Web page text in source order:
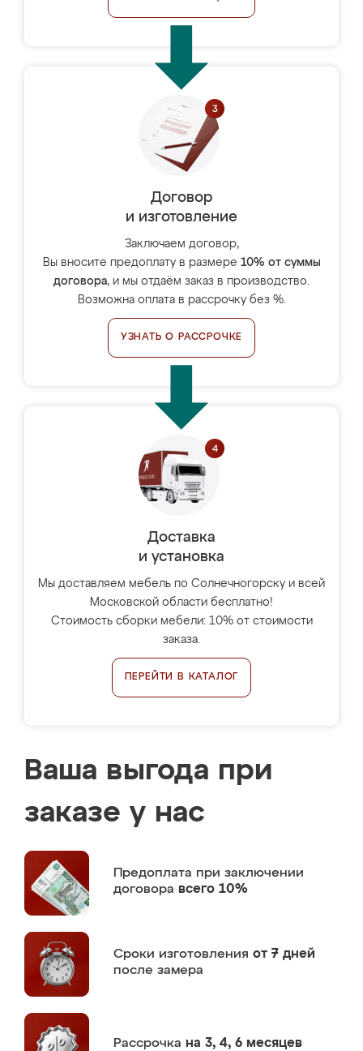
Договор
и изготовление
Заключаем договор,
Вы вносите предоплату в размере 10% от суммы
договора, и мы отдаём заказ в производство.
Возможна оплата в рассрочку без %.
УЗНАТЬ О РАССРОЧКЕ
Доставка
и установка
Мы доставляем мебель по Солнечногорску и всей
Московской области бесплатно!
Стоимость сборки мебели: 10% от стоимости
заказа.
ПЕРЕЙТИ В КАТАЛОГ
Ваша выгода при
заказе у нас
Предоплата при заключении
договора всего 10%
Сроки изготовления от 7 дней
после замера
Рассрочка на 3, 4, 6 месяцев